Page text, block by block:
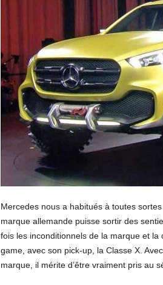
Mercedes nous a habitués à toutes
marque allemande puisse sortir des
fois les inconditionnels de la marque et
game, avec son pick-up, la Classe X.
marque, il mérite d’être vraiment pris au